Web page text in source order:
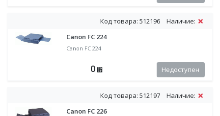
Код товара: 512196
Наличие:
Canon FC 224
Canon FC 224
0 ⃏ Недоступен
Код товара: 512197
Наличие:
Canon FC 226